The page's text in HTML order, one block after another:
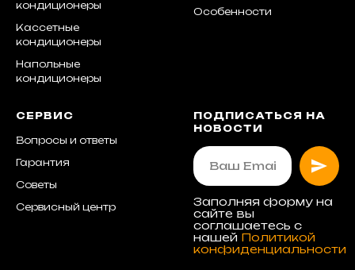
кондиционеры
Кассетные
кондиционеры
Напольные
кондиционеры
Особенности
СЕРВИС
Вопросы и ответы
Гарантия
Советы
Сервисный центр
ПОДПИСАТЬСЯ НА
НОВОСТИ
Заполняя форму на
сайте вы
соглашаетесь с
нашей Политикой
конфиденциальности